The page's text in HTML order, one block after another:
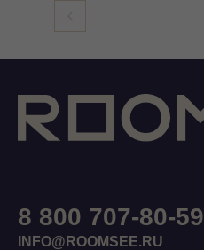
8 800 707-80-59
INFO@ROOMSEE.RU